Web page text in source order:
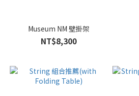
Museum NM 壁掛架
NT$8,300